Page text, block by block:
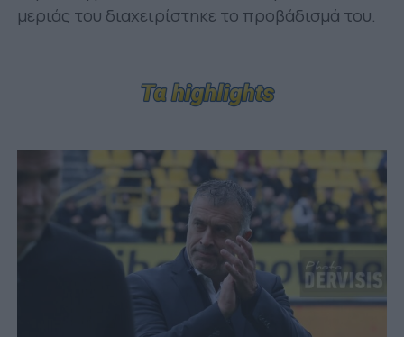
μεριάς του διαχειρίστηκε το προβάδισμά του.